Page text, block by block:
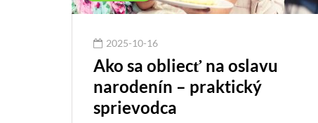
2025-10-16
Ako sa obliecť na oslavu
narodenín – praktický
sprievodca